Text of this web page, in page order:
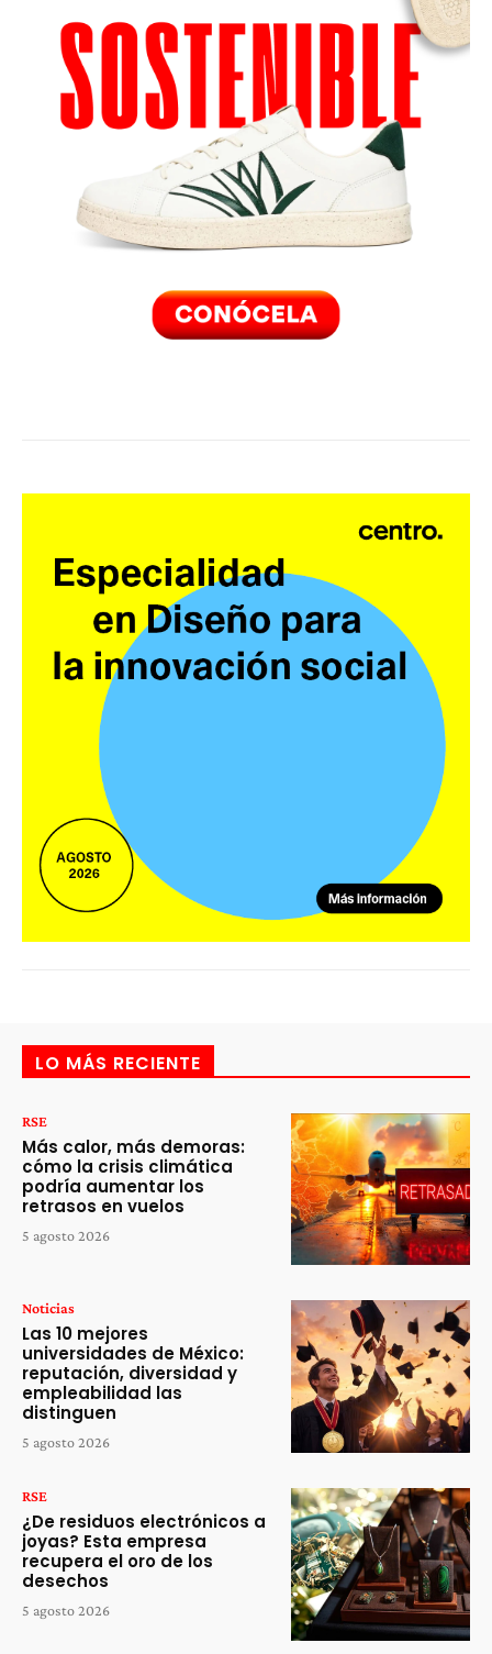
LO MÁS RECIENTE
RSE
Más calor, más demoras:
cómo la crisis climática
podría aumentar los
retrasos en vuelos
5 agosto 2026
Noticias
Las 10 mejores
universidades de México:
reputación, diversidad y
empleabilidad las
distinguen
5 agosto 2026
RSE
¿De residuos electrónicos a
joyas? Esta empresa
recupera el oro de los
desechos
5 agosto 2026